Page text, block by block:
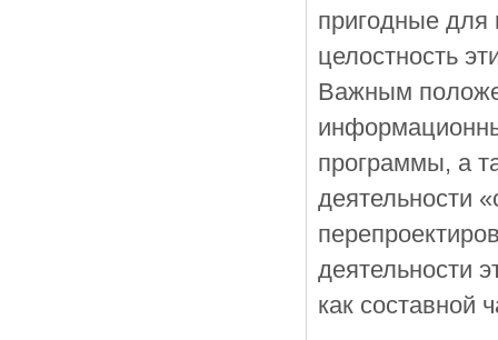
пригодные для
целостность
Важным
программы, а
деятельности
деятельности
как составной